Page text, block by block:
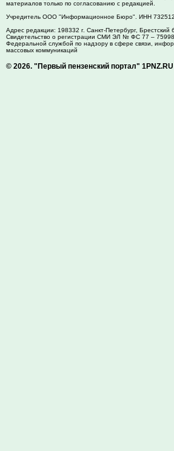
материалов только по согласованию с редакцией.
Учредитель ООО "Информационное Бюро". ИНН
Адрес редакции: 198332 г. Санкт-Петербург, Брестский
Свидетельство о регистрации СМИ ЭЛ № ФС 77 – 75998
Федеральной службой по надзору в сфере связи,
массовых коммуникаций
© 2026. "Первый пензенский портал" 1PNZ.RU